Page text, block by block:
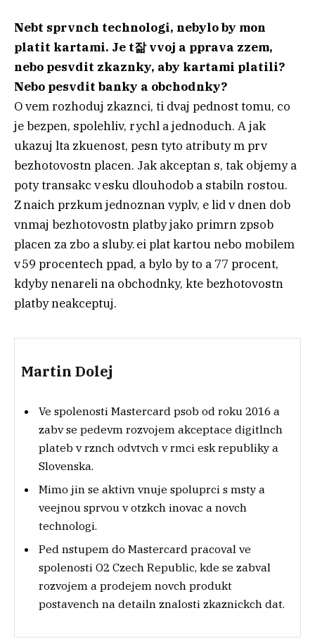
Nebt sprvnch technologi, nebylo by mon
platit kartami. Je t잚 vvoj a pprava zzem,
nebo pesvdit zkaznky, aby kartami platili?
Nebo pesvdit banky a obchodnky?
O vem rozhoduj zkaznci, ti dvaj pednost tomu, co
je bezpen, spolehliv, rychl a jednoduch. A jak
ukazuj lta zkuenost, pesn tyto atributy m prv
bezhotovostn placen. Jak akceptan s, tak objemy a
poty transakc v esku dlouhodob a stabiln rostou.
Z naich przkum jednoznan vyplv, e lid v dnen dob
vnmaj bezhotovostn platby jako primrn zpsob
placen za zbo a sluby. ei plat kartou nebo mobilem
v 59 procentech ppad, a bylo by to a 77 procent,
kdyby nenareli na obchodnky, kte bezhotovostn
platby neakceptuj.
Martin Dolej
Ve spolenosti Mastercard psob od roku 2016 a
zabv se pedevm rozvojem akceptace digitlnch
plateb v rznch odvtvch v rmci esk republiky a
Slovenska.
Mimo jin se aktivn vnuje spoluprci s msty a
veejnou sprvou v otzkch inovac a novch
technologi.
Ped nstupem do Mastercard pracoval ve
spolenosti O2 Czech Republic, kde se zabval
rozvojem a prodejem novch produkt
postavench na detailn znalosti zkaznickch dat.